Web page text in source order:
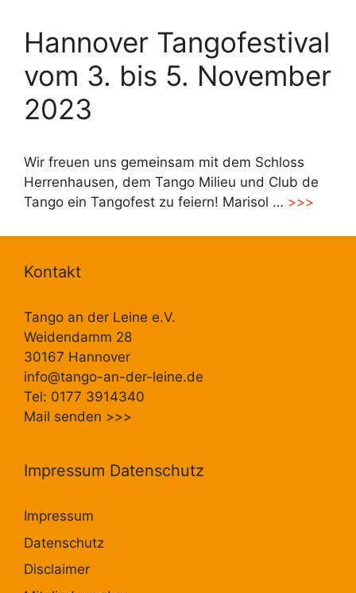
Hannover Tangofestival
vom 3. bis 5. November
2023
Wir freuen uns gemeinsam mit dem Schloss
Herrenhausen, dem Tango Milieu und Club de
Tango ein Tangofest zu feiern! Marisol … >>>
Kontakt
Tango an der Leine e.V.
Weidendamm 28
30167 Hannover
info@tango-an-der-leine.de
Tel: 0177 3914340
Mail senden >>>
Impressum Datenschutz
Impressum
Datenschutz
Disclaimer